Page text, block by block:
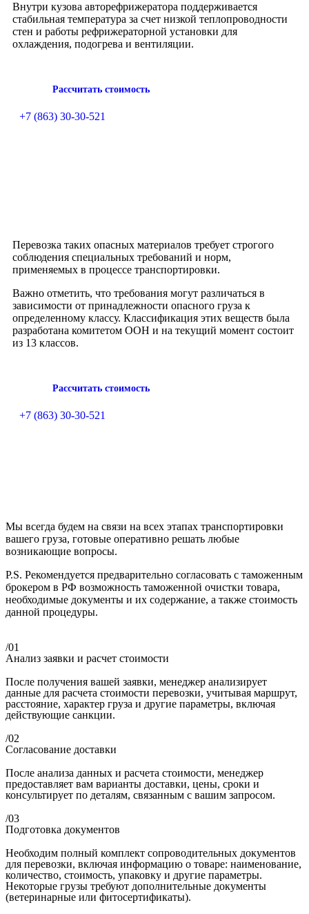
Внутри кузова авторефрижератора поддерживается
стабильная температура за счет низкой теплопроводности
стен и работы рефрижераторной установки для
охлаждения, подогрева и вентиляции.
Рассчитать стоимость
+7 (863) 30-30-521
Перевозка таких опасных материалов требует строгого
соблюдения специальных требований и норм,
применяемых в процессе транспортировки.
Важно отметить, что требования могут различаться в
зависимости от принадлежности опасного груза к
определенному классу. Классификация этих веществ была
разработана комитетом ООН и на текущий момент состоит
из 13 классов.
Рассчитать стоимость
+7 (863) 30-30-521
Мы всегда будем на связи на всех этапах транспортировки
вашего груза, готовые оперативно решать любые
возникающие вопросы.
P.S. Рекомендуется предварительно согласовать с таможенным
брокером в РФ возможность таможенной очистки товара,
необходимые документы и их содержание, а также стоимость
данной процедуры.
/01
Анализ заявки и расчет стоимости
После получения вашей заявки, менеджер анализирует
данные для расчета стоимости перевозки, учитывая маршрут,
расстояние, характер груза и другие параметры, включая
действующие санкции.
/02
Согласование доставки
После анализа данных и расчета стоимости, менеджер
предоставляет вам варианты доставки, цены, сроки и
консультирует по деталям, связанным с вашим запросом.
/03
Подготовка документов
Необходим полный комплект сопроводительных документов
для перевозки, включая информацию о товаре: наименование,
количество, стоимость, упаковку и другие параметры.
Некоторые грузы требуют дополнительные документы
(ветеринарные или фитосертификаты).